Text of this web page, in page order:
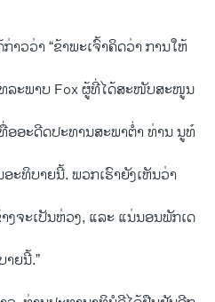
າວວ່າ “ຂ້າພະເຈົ້າຄິດວ່າ ການໃຫ້
ລະພາບ Fox ຜູ້ທີ່ໄດ້ສະໜັບສະໜູນ
ອອະດີດປະທານສະພາຕໍ່າ ທ່ານ ນູທ໌
ະທິບາຍນີ້. ພວກເຮົາຍັງເຫັນວ່າ
ຈະເປັນຫ່ວງ, ແລະ ແນ່ນອນພັກເດ
ຍນີ້.”